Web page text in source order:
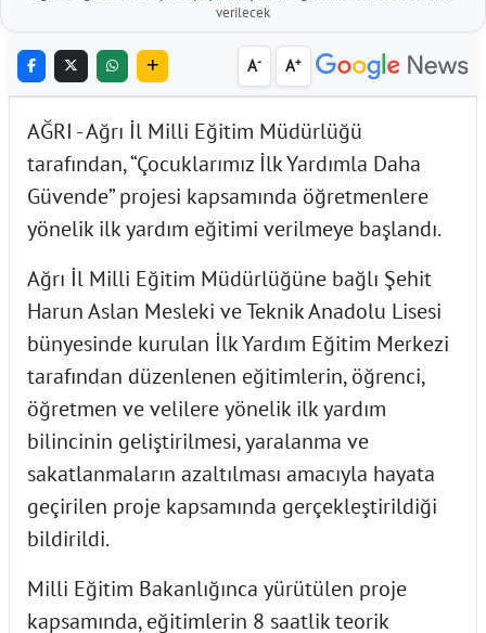
verilecek
A- A+
AĞRI - Ağrı İl Milli Eğitim Müdürlüğü
tarafından, “Çocuklarımız İlk Yardımla Daha
Güvende” projesi kapsamında öğretmenlere
yönelik ilk yardım eğitimi verilmeye başlandı.
Ağrı İl Milli Eğitim Müdürlüğüne bağlı Şehit
Harun Aslan Mesleki ve Teknik Anadolu Lisesi
bünyesinde kurulan İlk Yardım Eğitim Merkezi
tarafından düzenlenen eğitimlerin, öğrenci,
öğretmen ve velilere yönelik ilk yardım
bilincinin geliştirilmesi, yaralanma ve
sakatlanmaların azaltılması amacıyla hayata
geçirilen proje kapsamında gerçekleştirildiği
bildirildi.
Milli Eğitim Bakanlığınca yürütülen proje
kapsamında, eğitimlerin 8 saatlik teorik